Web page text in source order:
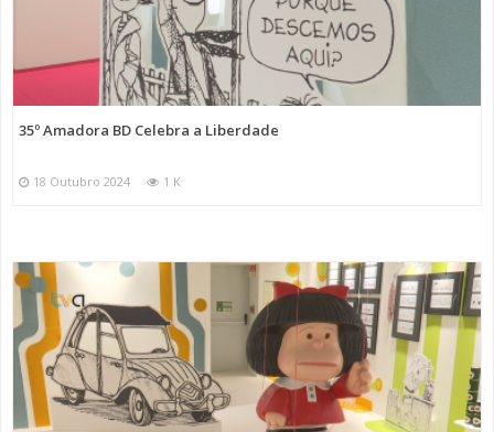
35º Amadora BD Celebra a Liberdade
18 Outubro 2024 1 K